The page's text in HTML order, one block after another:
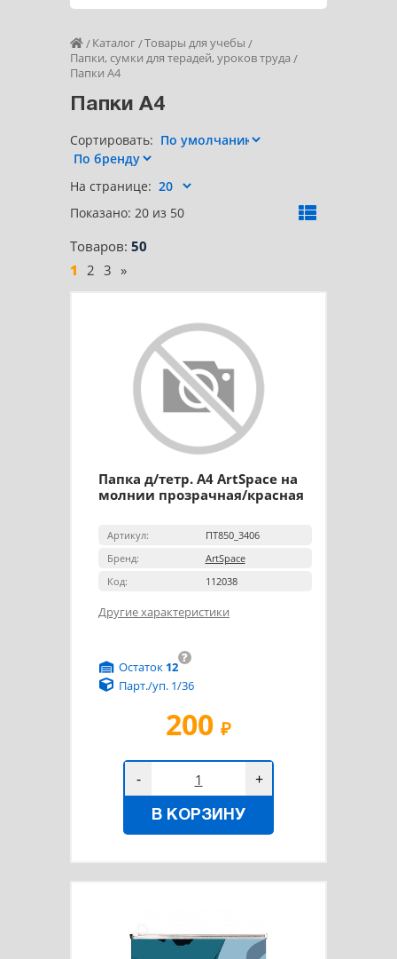
Каталог Товары для учебы
Папки, сумки для терадей, уроков труда
Папки А4
Папки А4
Сортировать:
На странице:
Показано: 20 из 50
Товаров: 50
1 2 3 »
Папка д/тетр. А4 ArtSpace на
молнии прозрачная/красная
Артикул:
ПТ850_3406
Бренд:
ArtSpace
Код:
112038
Другие характеристики
200 ₽
?
Остаток 12
Парт./уп. 1/36
- +
В КОРЗИНУ